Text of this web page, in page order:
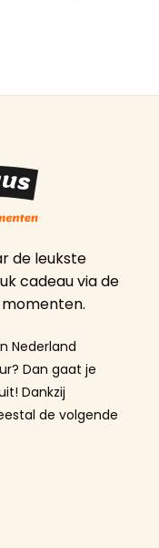
de leukste
cadeau via de
Nederland
Dan gaat je
Dankzij
de volgende